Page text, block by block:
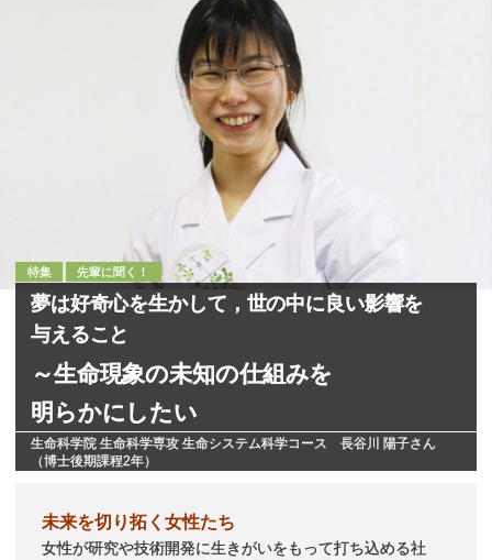
特集 先輩に聞く！
夢は好奇心を生かして， 世の中に良い影響を
与えること
～生命現象の未知の仕組みを
明らかにしたい
生命科学院 生命科学専攻 生命システム科学コース 長谷川 陽子さん
（博士後期課程2年）
未来を切り拓く女性たち
女性が研究や技術開発に生きがいをもって打ち込める社